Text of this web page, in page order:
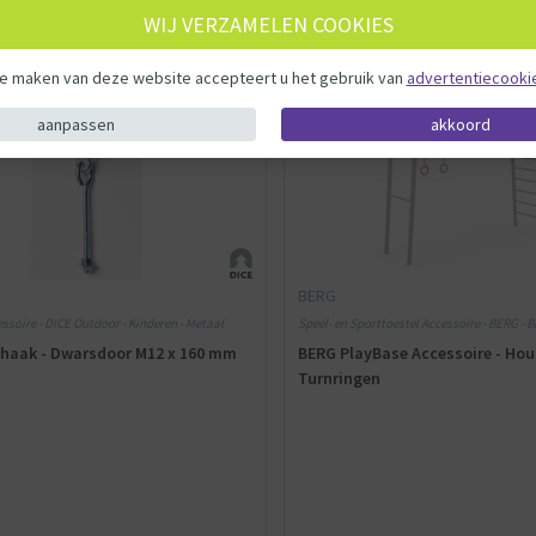
- DICE Outdoor - Kinderen - Metaal
- Dwarsdoor M12 x 160 mm
BERG
Speel- en Sporttoestel Accessoire - BERG -
BERG PlayBase Accessoire -
Turnringen
WIJ VERZAMELEN COOKIES
maken van deze website accepteert u het gebruik van
aanpassen akkoord